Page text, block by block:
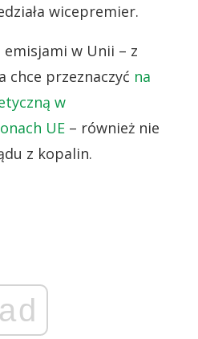
wicepremier.
emisjami w Unii – z
chce przeznaczyć na
w
UE – również nie
z kopalin.
ad